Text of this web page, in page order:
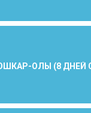
ОЛЫ (8 ДНЕЙ